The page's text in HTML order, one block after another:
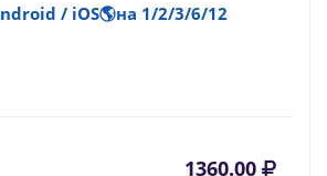
/ iOS🌎на 1/2/3/6/12
1360.00